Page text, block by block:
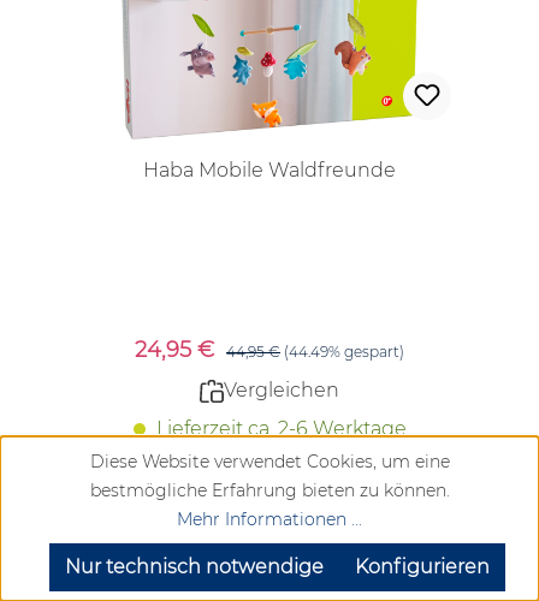
Haba Mobile Waldfreunde
24,95 € Regulärer Preis:
44,95 € (44.49% gespart)
Vergleichen
Lieferzeit ca. 2-6 Werktage
Details
Diese Website verwendet Cookies, um eine
bestmögliche Erfahrung bieten zu können.
Mehr Informationen ...
Nur technisch notwendige Konfigurieren
SEHR GUT (4.72 / 5)
aus904Bewertungen bei: google.com, trustedshops.de, shopvote.de ⓘ
Informationen zur Echtheit der Bewertungen